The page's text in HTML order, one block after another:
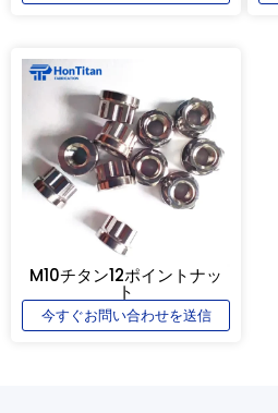
M10チタン12ポイントナッ
ト
今すぐお問い合わせを送信